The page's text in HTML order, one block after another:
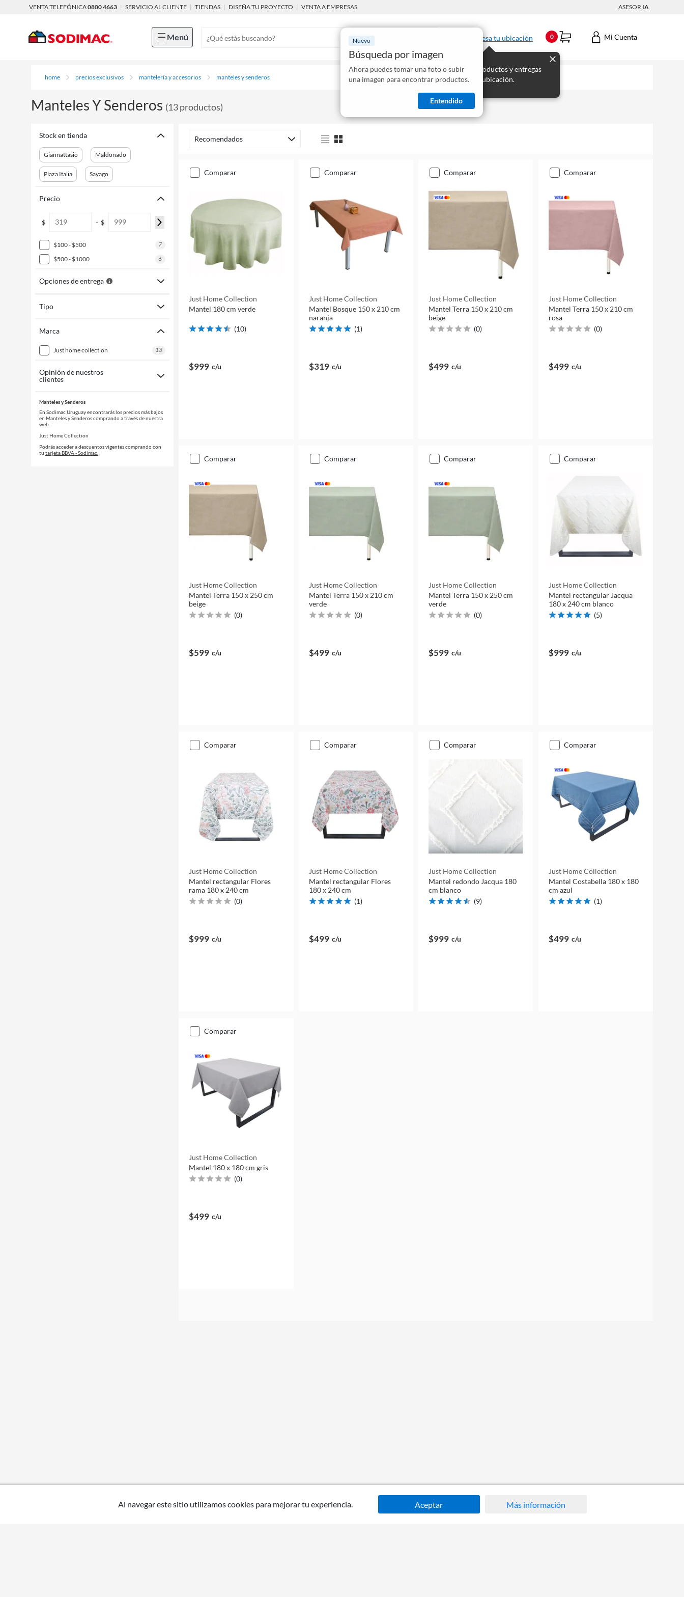
VENTA TELEFÓNICA0800 4663 | SERVICIO AL CLIENTE | TIENDAS | DISEÑA TU PROYECTO | VENTA A EMPRESAS ASESOR IA
Menú Nuevo
Búsqueda por imagen
Ahora puedes tomar una foto o subir
una imagen para encontrar productos.
Entendido
Ingresa tu ubicación
Mostraremos los productos y entregas
disponibles para tu ubicación.
0 Mi Cuenta
home precios exclusivos mantelería y accesorios manteles y senderos
Manteles Y Senderos (13productos)
Stock en tienda
Giannattasio Maldonado
Plaza Italia Sayago
Precio
$ - $
$100 - $500
7
$500 - $1000
6
Opciones de entrega
Tipo
Marca
just home collection 13
Opinión de nuestros
clientes
Manteles y Senderos
En Sodimac Uruguay encontrarás los precios más bajos
en Manteles y Senderos comprando a través de nuestra
web.
Just Home Collection
Podrás acceder a descuentos vigentes comprando con
tu tarjeta BBVA - Sodimac.
Recomendados
comparar
Just Home Collection
Mantel 180 cm verde
(10)
$999 c/u
comparar
Just Home Collection
Mantel Bosque 150 x 210 cm
naranja
(1)
$319 c/u
comparar
Just Home Collection
Mantel Terra 150 x 210 cm
beige
(0)
$499 c/u
comparar
Just Home Collection
Mantel Terra 150 x 210 cm
rosa
(0)
$499 c/u
comparar
Just Home Collection
Mantel Terra 150 x 250 cm
beige
(0)
$599 c/u
comparar
Just Home Collection
Mantel Terra 150 x 210 cm
verde
(0)
$499 c/u
comparar
Just Home Collection
Mantel Terra 150 x 250 cm
verde
(0)
$599 c/u
comparar
Just Home Collection
Mantel rectangular Jacqua
180 x 240 cm blanco
(5)
$999 c/u
comparar
Just Home Collection
Mantel rectangular Flores
rama 180 x 240 cm
(0)
$999 c/u
comparar
Just Home Collection
Mantel rectangular Flores
180 x 240 cm
(1)
$499 c/u
comparar
Just Home Collection
Mantel redondo Jacqua 180
cm blanco
(9)
$999 c/u
comparar
Just Home Collection
Mantel Costabella 180 x 180
cm azul
(1)
$499 c/u
comparar
Just Home Collection
Mantel 180 x 180 cm gris
(0)
$499 c/u
Al navegar este sitio utilizamos cookies para mejorar tu experiencia. Aceptar Más información